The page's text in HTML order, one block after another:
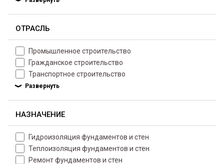
ОТРАСЛЬ
Промышленное строительство
Гражданское строительство
Транспортное строительство
НАЗНАЧЕНИЕ
Гидроизоляция фундаментов и стен
Теплоизоляция фундаментов и стен
Ремонт фундаментов и стен